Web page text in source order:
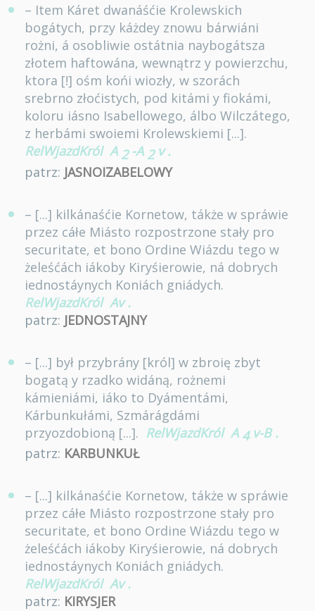
– Item Káret dwanáśćie Krolewskich
bogátych, przy káżdey znowu bárwiáni
rożni, á osobliwie ostátnia naybogátsza
złotem haftowána, wewnątrz y powierzchu,
ktora [!] ośm końi wiozły, w szorách
srebrno złoćistych, pod kitámi y fiokámi,
koloru iásno Isabellowego, álbo Wilczátego,
z herbámi swoiemi Krolewskiemi [...].
RelWjazdKról A 2 -A 2 v .
patrz: JASNOIZABELOWY
– [...] kilkánaśćie Kornetow, tákże w spráwie
przez cáłe Miásto rozpostrzone stały pro
securitate, et bono Ordine Wiázdu tego w
żeleśćách iákoby Kiryśierowie, ná dobrych
iednostáynych Koniách gniádych.
RelWjazdKról Av .
patrz: JEDNOSTAJNY
– [...] był przybrány [król] w zbroię zbyt
bogatą y rzadko widáną, rożnemi
kámieniámi, iáko to Dyámentámi,
Kárbunkułámi, Szmárágdámi
przyozdobioną [...]. RelWjazdKról A 4 v-B .
patrz: KARBUNKUŁ
– [...] kilkánaśćie Kornetow, tákże w spráwie
przez cáłe Miásto rozpostrzone stały pro
securitate, et bono Ordine Wiázdu tego w
żeleśćách iákoby Kiryśierowie, ná dobrych
iednostáynych Koniách gniádych.
RelWjazdKról Av .
patrz: KIRYSJER